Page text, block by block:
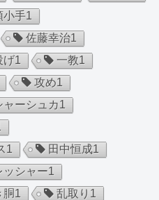
小手1
佐藤幸治1
げ1 一教1
攻め1
ャーシュカ1
1 田中恒成1
ッシャー1
1 乱取り 1